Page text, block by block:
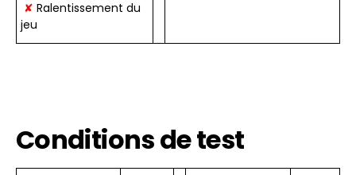
✘ Ralentissement du
jeu
Conditions de test